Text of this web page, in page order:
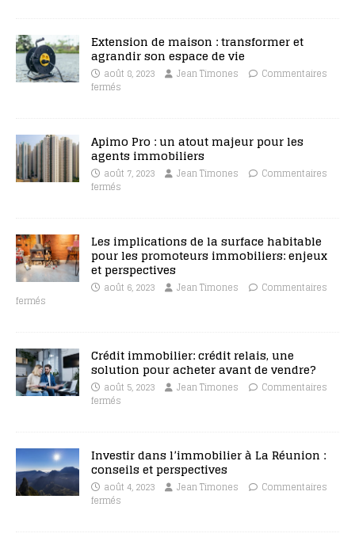
Extension de maison : transformer et
agrandir son espace de vie
août 8, 2023 Jean Timones
Commentaires
fermés
Apimo Pro : un atout majeur pour les
agents immobiliers
août 7, 2023 Jean Timones
Commentaires
fermés
Les implications de la surface habitable
pour les promoteurs immobiliers: enjeux
et perspectives
août 6, 2023 Jean Timones
Commentaires
fermés
Crédit immobilier: crédit relais, une
solution pour acheter avant de vendre?
août 5, 2023 Jean Timones
Commentaires
fermés
Investir dans l’immobilier à La Réunion :
conseils et perspectives
août 4, 2023 Jean Timones
Commentaires
fermés